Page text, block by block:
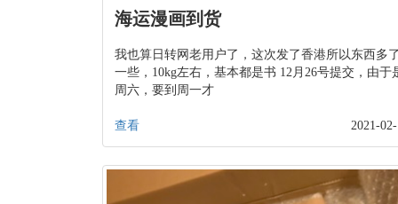
海运漫画到货
我也算日转网老用户了，这次发了香港所以东西多
一些，10kg左右，基本都是书 12月26号提交，由于
周六，要到周一才
查看 2021-